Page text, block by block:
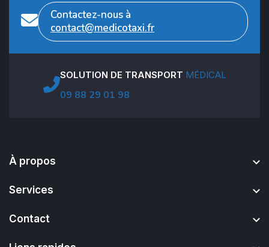
Contactez-nous à
contact@medicotaxi.fr
SOLUTION DE TRANSPORT MÉDICAL
09 88 29 01 98
À propos
Services
Contact